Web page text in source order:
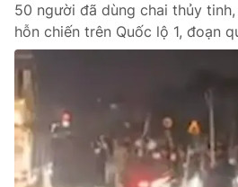
50 người đã dùng chai thủy
hỗn chiến trên Quốc lộ 1, đoạn